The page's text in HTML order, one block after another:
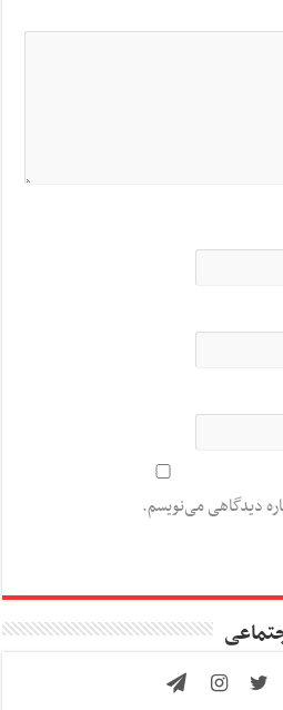
دیدگاهی می‌نویسم.